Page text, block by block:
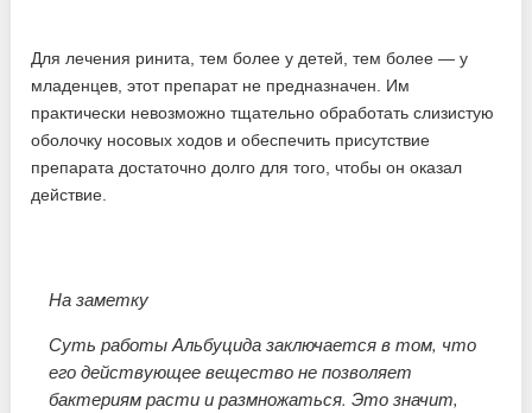
Для лечения ринита, тем более у детей, тем более — у
младенцев, этот препарат не предназначен. Им
практически невозможно тщательно обработать слизистую
оболочку носовых ходов и обеспечить присутствие
препарата достаточно долго для того, чтобы он оказал
действие.
На заметку
Суть работы Альбуцида заключается в том, что
его действующее вещество не позволяет
бактериям расти и размножаться. Это значит,